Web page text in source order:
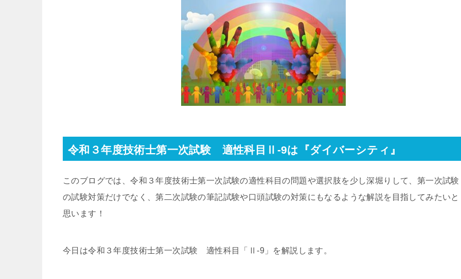
令和３年度技術士第一次試験 適性科目Ⅱ -9は『ダイバーシティ』
このブログでは、令和３年度技術士第一次試験の適性科目の問題や選択肢を少し深堀りして、第一次試験
の試験対策だけでなく、第二次試験の筆記試験や口頭試験の対策にもなるような解説を目指してみたいと
思います！
今日は令和３年度技術士第一次試験 適性科目「Ⅱ-9 」を解説します。